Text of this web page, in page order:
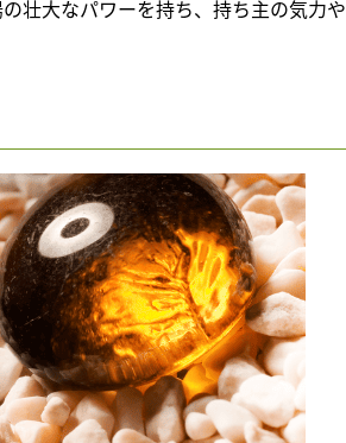
壮大なパワーを持ち、持ち主の気力や